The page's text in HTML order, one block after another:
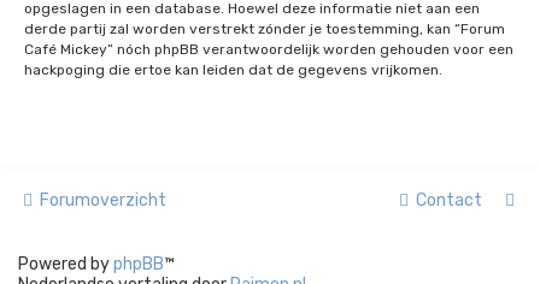
opgeslagen in een database. Hoewel deze informatie niet aan een
derde partij zal worden verstrekt zónder je toestemming, kan “Forum
Café Mickey” nóch phpBB verantwoordelijk worden gehouden voor een
hackpoging die ertoe kan leiden dat de gegevens vrijkomen.
Forumoverzicht Contact
Powered byphpBB™